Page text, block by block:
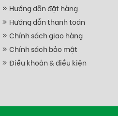
Hướng dẫn đặt hàng
Hướng dẫn thanh toán
Chính sách giao hàng
Chính sách bảo mật
Điều khoản & điều kiện